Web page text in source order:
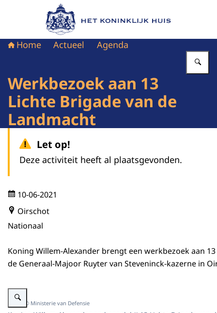
Naar de homepage van Het Koninklijk Huis
Home Actueel Agenda
Werkbezoek aan 13
Lichte Brigade van de
Landmacht
Let op!
Deze activiteit heeft al plaatsgevonden.
10-06-2021
Oirschot
Nationaal
Koning Willem-Alexander brengt een werkbezoek aan
de Generaal-Majoor Ruyter van Steveninck-kazerne in
Vergroot afbeelding Koning Willem-Alexander en anderen
Beeld: © Ministerie van Defensie